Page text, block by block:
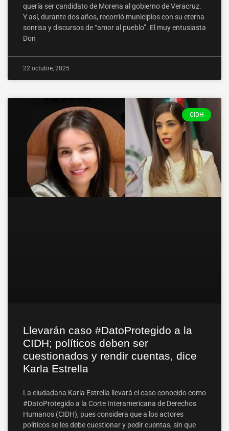
quería ser candidato de Morena al gobierno de Veracruz.
Y así, durante dos años, recorrió municipios con su eterna
sonrisa y discursos de “amor al pueblo”. El muy entusiasta
Don
22 octubre, 2025
CIDH
Llevarán caso #DatoProtegido a la
CIDH; políticos deben ser
cuestionados y rendir cuentas, dice
Karla Estrella
La ciudadana Karla Estrella llevará el caso conocido como
#DatoProtegido a la Corte Interamericana de Derechos
Humanos (CIDH), pues considera que a los actores
políticos se les debe cuestionar y pedir cuentas, sin que